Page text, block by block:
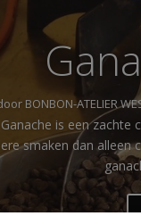
BONBON-ATELIER
is een
smaken dan